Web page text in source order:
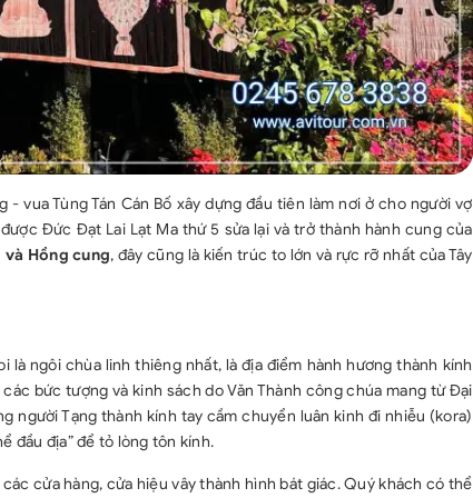
- vua Tùng Tán Cán Bố xây dựng đầu tiên làm nơi ở cho người vợ
Đức Đạt Lai Lạt Ma thứ 5 sửa lại và trở thành hành cung của
và Hồng cung, đây cũng là kiến trúc to lớn và rực rỡ nhất của Tây
là ngôi chùa linh thiêng nhất, là địa điểm hành hương thành kính
bức tượng và kinh sách do Văn Thành công chúa mang từ Đại
người Tạng thành kính tay cầm chuyển luân kinh đi nhiễu (kora)
đầu địa” để tỏ lòng tôn kính.
cửa hàng, cửa hiệu vây thành hình bát giác. Quý khách có thể